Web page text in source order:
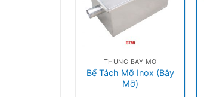
THÙNG BẪY MỠ
Bể Tách Mỡ Inox (Bẫy
Mỡ)